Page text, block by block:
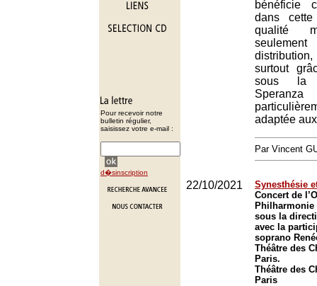
Pour recevoir notre
bulletin régulier,
saisissez votre e-mail :
d�sinscription
bénéficie
dans
qualité
surtout
sous la
adaptée
Par Vincent
22/10/2021
Synesthésie
Concert de
Philharmonie
sous la
avec la
soprano
Théâtre des
Paris.
Théâtre des
Paris